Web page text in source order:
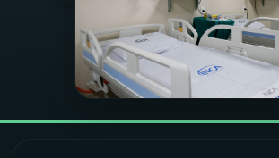
PROGRAMAS
PODCASTS